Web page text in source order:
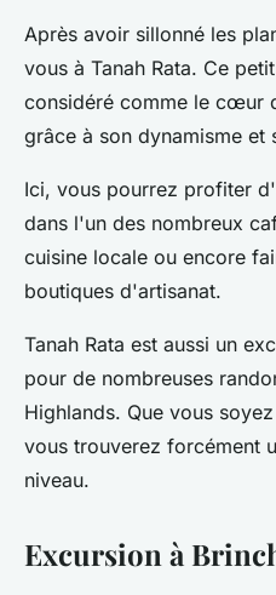
Après avoir sillonné les
vous à Tanah Rata. Ce
considéré comme le cœur
grâce à son dynamisme et
Ici, vous pourrez profiter
dans l'un des nombreux
cuisine locale ou encore
boutiques d'artisanat.
Tanah Rata est aussi un
pour de nombreuses
Highlands. Que vous
vous trouverez forcément
niveau.
Excursion à